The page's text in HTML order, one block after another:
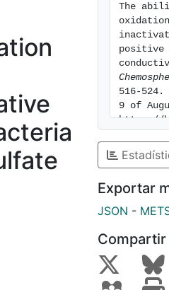
The
positive
516-524.
9 of
https://
Exportar
JSON -